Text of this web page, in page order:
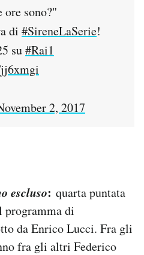
ore sono?"
di #SireneLaSerie!
su#Rai1
2, 2017
escluso: quarta puntata
programma di
da Enrico Lucci. Fra gli
fra gli altri Federico